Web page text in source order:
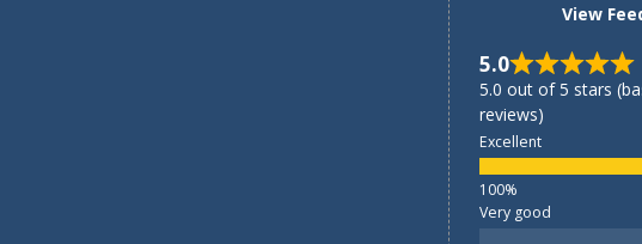
View
5.0
5.0 out of 5 stars
reviews)
Excellent
Very good